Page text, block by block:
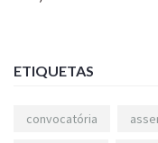
ETIQUETAS
convocatória